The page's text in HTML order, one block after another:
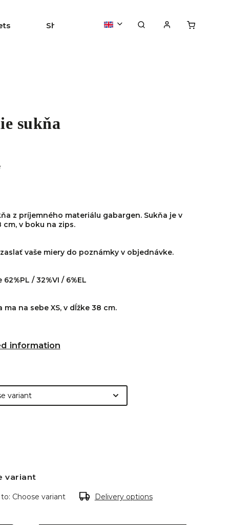
Shirts Sweaters/Hoodies
sukňa
z príjemného materiálu gabargen. Sukňa je v
cm, v boku na zips.
vaše miery do poznámky v objednávke.
62%PL / 32%VI / 6%EL
ma na sebe XS, v dĺžke 38 cm.
information
variant
Choose variant Delivery options